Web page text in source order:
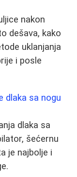
nakon
dešava, kako
uklanjanja
i posle
dlaka sa nogu
dlaka sa
šećernu
je najbolje i